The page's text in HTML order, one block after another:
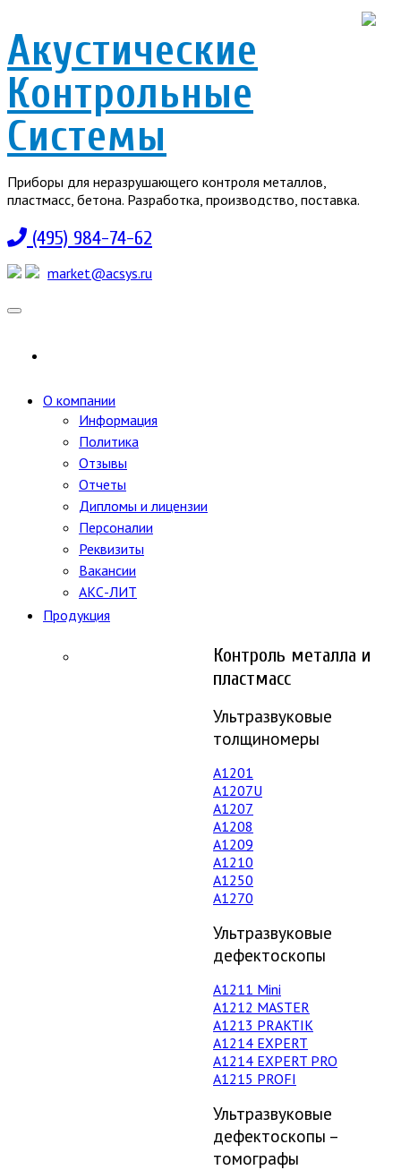
Акустические
Контрольные
Системы
Приборы для неразрушающего контроля металлов,
пластмасс, бетона. Разработка, производство, поставка.
(495) 984-74-62
market@acsys.ru
Toggle
О компании
Информация
Политика
Отзывы
Отчеты
Дипломы и лицензии
Персоналии
Реквизиты
Вакансии
АКС-ЛИТ
Продукция
Контроль металла и
пластмасс
Ультразвуковые
толщиномеры
A1201
А1207U
А1207
А1208
А1209
А1210
А1250
А1270
Ультразвуковые
дефектоскопы
А1211 Mini
А1212 MASTER
A1213 PRAKTIK
А1214 EXPERT
А1214 EXPERT PRO
A1215 PROFI
Ультразвуковые
дефектоскопы –
томографы